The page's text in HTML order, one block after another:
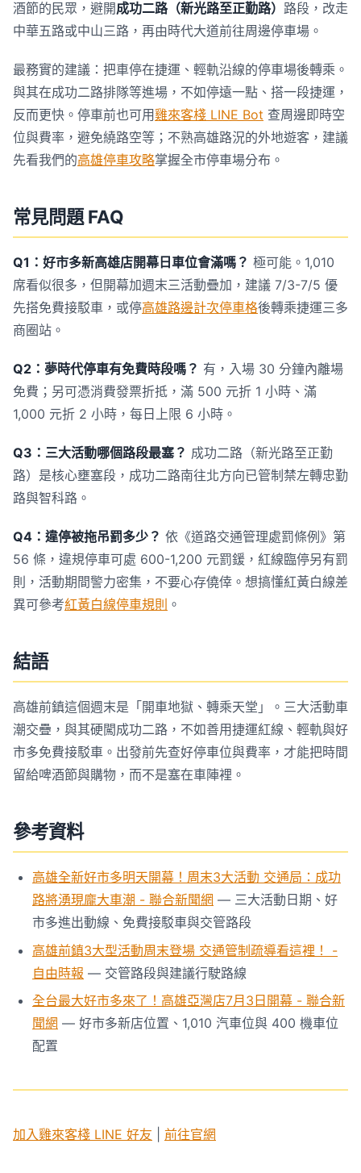
酒節的民眾，避開成功二路（新光路至正勤路） 路段，改走
中華五路或中山三路，再由時代大道前往周邊停車場。
最務實的建議：把車停在捷運、輕軌沿線的停車場後轉乘。
與其在成功二路排隊等進場，不如停遠一點、搭一段捷運，
反而更快。停車前也可用雞來客棧 LINE Bot 查周邊即時空
位與費率，避免繞路空等；不熟高雄路況的外地遊客，建議
先看我們的高雄停車攻略掌握全市停車場分布。
常見問題 FAQ
Q1：好市多新高雄店開幕日車位會滿嗎？ 極可能。1,010
席看似很多，但開幕加週末三活動疊加，建議 7/3-7/5 優
先搭免費接駁車，或停高雄路邊計次停車格後轉乘捷運三多
商圈站。
Q2：夢時代停車有免費時段嗎？ 有，入場 30 分鐘內離場
免費；另可憑消費發票折抵，滿 500 元折 1 小時、滿
1,000 元折 2 小時，每日上限 6 小時。
Q3：三大活動哪個路段最塞？ 成功二路（新光路至正勤
路）是核心壅塞段，成功二路南往北方向已管制禁左轉忠勤
路與智科路。
Q4：違停被拖吊罰多少？ 依《道路交通管理處罰條例》第
56 條，違規停車可處 600-1,200 元罰鍰，紅線臨停另有罰
則，活動期間警力密集，不要心存僥倖。想搞懂紅黃白線差
異可參考紅黃白線停車規則 。
結語
高雄前鎮這個週末是「開車地獄、轉乘天堂」。三大活動車
潮交疊，與其硬闖成功二路，不如善用捷運紅線、輕軌與好
市多免費接駁車。出發前先查好停車位與費率，才能把時間
留給啤酒節與購物，而不是塞在車陣裡。
參考資料
高雄全新好市多明天開幕！周末3大活動 交通局：成功
路將湧現龐大車潮 - 聯合新聞網 — 三大活動日期、好
市多進出動線、免費接駁車與交管路段
高雄前鎮3大型活動周末登場 交通管制疏導看這裡！ -
自由時報 — 交管路段與建議行駛路線
全台最大好市多來了！高雄亞灣店7月3日開幕 - 聯合新
聞網 — 好市多新店位置、1,010 汽車位與 400 機車位
配置
加入雞來客棧 LINE 好友 前往官網